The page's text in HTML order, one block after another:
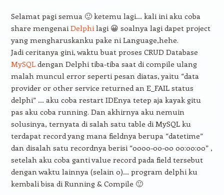
Selamat pagi semua 🙂 ketemu lagi… kali ini aku coba
share mengenai Delphi lagi 😀 soalnya lagi dapet project
yang mengharuskanku pake ni Language,hehe.
Jadi ceritanya gini, waktu buat proses CRUD Database
MySQLdengan Delphi tiba-tiba saat di compile ulang
malah muncul error seperti pesan diatas, yaitu “data
provider or other service returned an E_FAIL status
delphi” … aku coba restart IDEnya tetep aja kayak gitu
pas aku coba running. Dan akhirnya aku nemuin
solusinya, ternyata di salah satu table di MySQL ku
terdapat record yang mana fieldnya berupa “datetime”
dan disalah satu recordnya berisi “0000-00-00 00:00:00” ,
setelah aku coba ganti value record pada field tersebut
dengan waktu lainnya (selain 0)… program delphi ku
kembali bisa di Running & Compile 🙂